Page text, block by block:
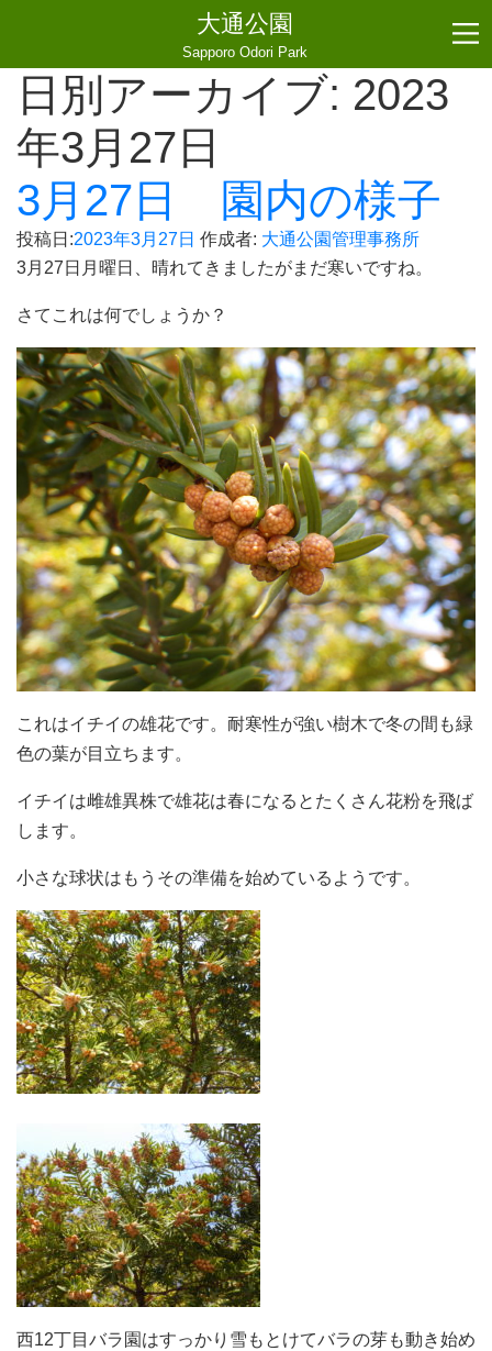
大通公園
Sapporo Odori Park
日別アーカイブ: 2023
年3月27日
3月27日 園内の様子
投稿日:2023年3月27日 作成者: 大通公園管理事務所
3月27日月曜日、晴れてきましたがまだ寒いですね。
さてこれは何でしょうか？
これはイチイの雄花です。耐寒性が強い樹木で冬の間も緑
色の葉が目立ちます。
イチイは雌雄異株で雄花は春になるとたくさん花粉を飛ば
します。
小さな球状はもうその準備を始めているようです。
西12丁目バラ園はすっかり雪もとけてバラの芽も動き始め